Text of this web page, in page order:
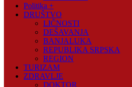
Politika +
DRUŠTVO
LIČNOSTI
DEŠAVANJA
BANJALUKA
REPUBLIKA SRPSKA
REGION
TURIZAM
ZDRAVLJE
DOKTOR